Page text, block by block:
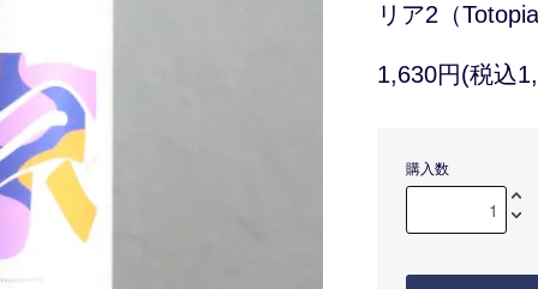
リア2（
1,630円(税込
購入数